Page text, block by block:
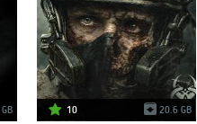
10 20.6 GB